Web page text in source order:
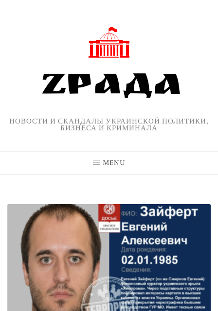
НОВОСТИ И СКАНДАЛЫ УКРАИНСКОЙ ПОЛИТИКИ,
БИЗНЕСА И КРИМИНАЛА
MENU